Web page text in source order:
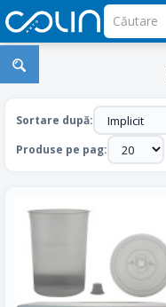
Sortare după:
Produse pe pag: